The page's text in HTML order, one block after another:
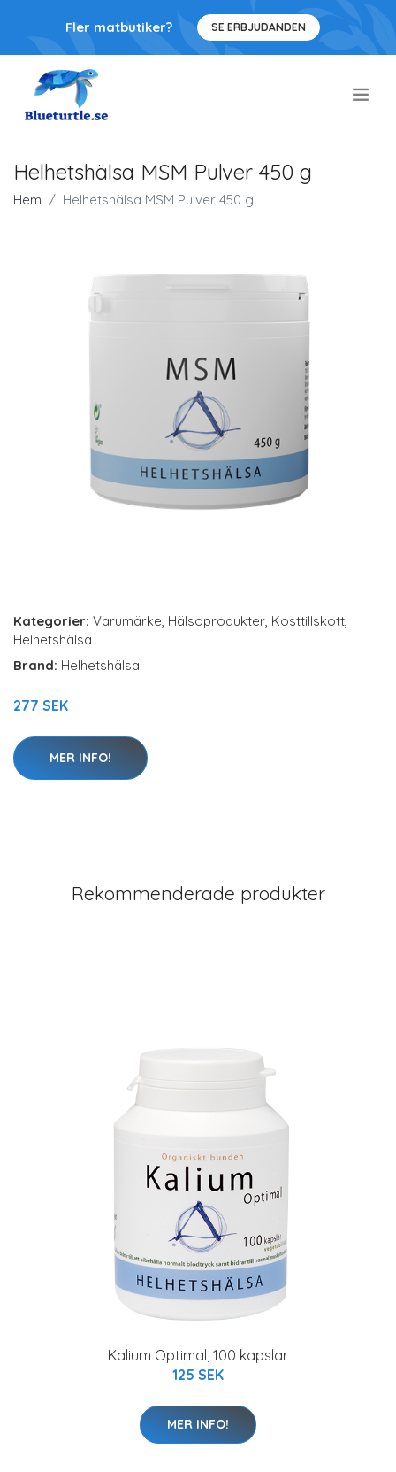
Fler matbutiker? SE ERBJUDANDEN
Helhetshälsa MSM Pulver 450 g
Hem Helhetshälsa MSM Pulver 450 g
Kategorier: Varumärke, Hälsoprodukter, Kosttillskott,
Helhetshälsa
Brand: Helhetshälsa
277 SEK
MER INFO!
Rekommenderade produkter
Kalium Optimal, 100 kapslar
125 SEK
MER INFO!